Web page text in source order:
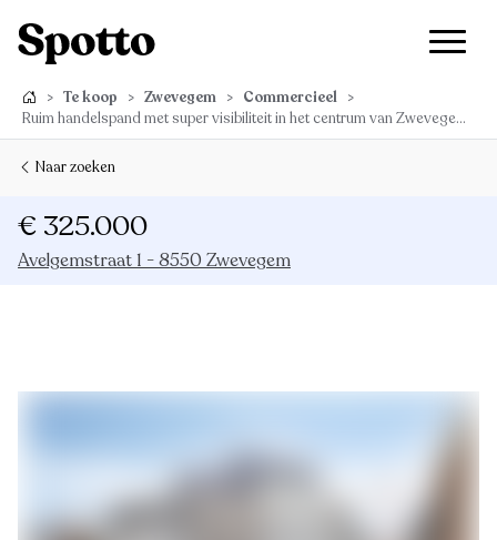
> Te koop > Zwevegem > Commercieel >
Ruim handelspand met super visibiliteit in het centrum van Zwevegem - laatste handelspand te koop!
Naar zoeken
€ 325.000
Avelgemstraat 1 - 8550 Zwevegem